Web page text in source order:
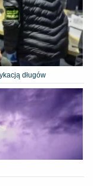
długów